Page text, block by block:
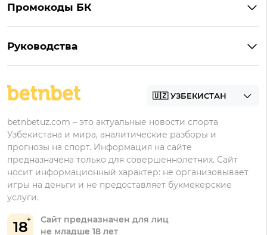
Мостбет
Бонусы 1xBet
Промокоды БК
Промокоды 1win
Промокоды Pin-Up
Руководства
Регистрация в Мелбет
Регистрация в 1win
Регистрация в Мостбет
18
Сайт предназначен для лиц
не младше 18 лет
betnbetuz.com – это актуальные новости спорта
Узбекистана и мира, аналитические разборы и
прогнозы на спорт. Информация на сайте
предназначена только для совершеннолетних. Сайт
носит информационный характер: не организовывает
игры на деньги и не предоставляет букмекерские
услуги.